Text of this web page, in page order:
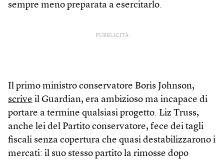
sempre meno preparata a esercitarlo.
PUBBLICITÀ
Il primo ministro conservatore Boris Johnson,
scrive il Guardian, era ambizioso ma incapace di
portare a termine qualsiasi progetto. Liz Truss,
anche lei del Partito conservatore, fece dei tagli
fiscali senza copertura che quasi destabilizzarono i
mercati: il suo stesso partito la rimosse dopo